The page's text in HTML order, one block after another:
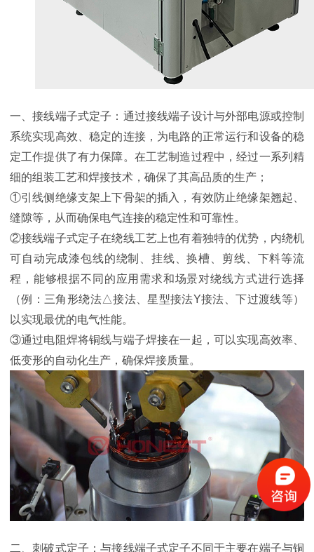
一、接线端子式定子：通过接线端子设计与外部电源或控制
系统实现高效、稳定的连接，为电路的正常运行和设备的稳
定工作提供了有力保障。在工艺制造过程中，经过一系列精
细的组装工艺和焊接技术，确保了其高品质的生产；
①引线侧绝缘支架上下骨架的插入，有效防止绝缘架翘起、
缝隙等，从而确保电气连接的稳定性和可靠性。
②接线端子式定子在绕线工艺上也有着独特的优势，内绕机
可自动完成漆包线的绕制、挂线、换槽、剪线、下料等流
程，能够根据不同的应用需求和场景对绕线方式进行选择
（例：三角形绕法△接法、星型接法Y接法、下过渡线等）
以实现最优的电气性能。
③通过电阻焊将铜线与端子焊接在一起，可以实现高效率、
低变形的自动化生产，确保焊接质量。
二、刺破式定子：与接线端子式定子不同于主要在端子与铜